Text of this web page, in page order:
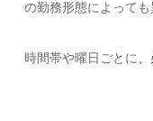
の勤務形態によっても
時間帯や曜日ごとに、